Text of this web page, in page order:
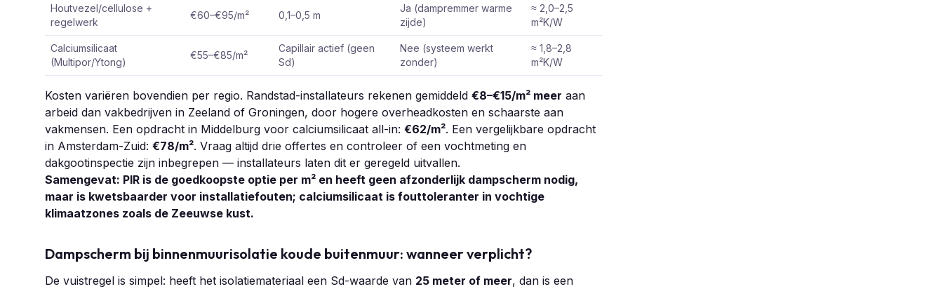
Houtvezel/cellulose +
regelwerk
€60–€95/m² 0,1–0,5 m
Ja (dampremmer warme
zijde)
≈ 2,0–2,5
m²K/W
Calciumsilicaat
(Multipor/Ytong)
€55–€85/m²
Capillair actief (geen
Sd)
Nee (systeem werkt
zonder)
≈ 1,8–2,8
m²K/W
Kosten variëren bovendien per regio. Randstad-installateurs rekenen gemiddeld €8–€15/m² meer aan
arbeid dan vakbedrijven in Zeeland of Groningen, door hogere overheadkosten en schaarste aan
vakmensen. Een opdracht in Middelburg voor calciumsilicaat all-in: €62/m². Een vergelijkbare opdracht
in Amsterdam-Zuid: €78/m². Vraag altijd drie offertes en controleer of een vochtmeting en
dakgootinspectie zijn inbegrepen — installateurs laten dit er geregeld uitvallen.
Samengevat: PIR is de goedkoopste optie per m² en heeft geen afzonderlijk dampscherm nodig,
maar is kwetsbaarder voor installatiefouten; calciumsilicaat is fouttoleranter in vochtige
klimaatzones zoals de Zeeuwse kust.
Dampscherm bij binnenmuurisolatie koude buitenmuur: wanneer verplicht?
De vuistregel is simpel: heeft het isolatiemateriaal een Sd-waarde van 25 meter of meer, dan is een